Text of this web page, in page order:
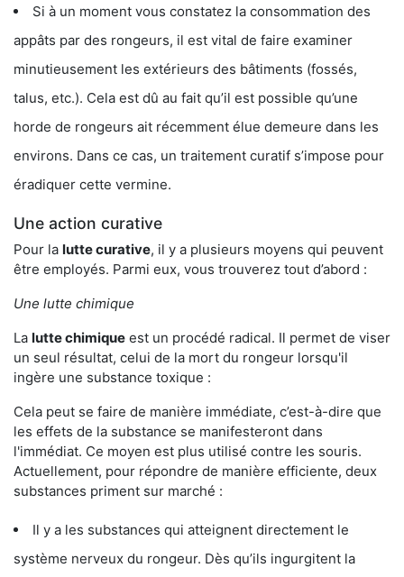
Si à un moment vous constatez la consommation des
appâts par des rongeurs, il est vital de faire examiner
minutieusement les extérieurs des bâtiments (fossés,
talus, etc.). Cela est dû au fait qu’il est possible qu’une
horde de rongeurs ait récemment élue demeure dans les
environs. Dans ce cas, un traitement curatif s’impose pour
éradiquer cette vermine.
Une action curative
Pour la lutte curative, il y a plusieurs moyens qui peuvent
être employés. Parmi eux, vous trouverez tout d’abord :
Une lutte chimique
La lutte chimique est un procédé radical. Il permet de viser
un seul résultat, celui de la mort du rongeur lorsqu'il
ingère une substance toxique :
Cela peut se faire de manière immédiate, c’est-à-dire que
les effets de la substance se manifesteront dans
l'immédiat. Ce moyen est plus utilisé contre les souris.
Actuellement, pour répondre de manière efficiente, deux
substances priment sur marché :
Il y a les substances qui atteignent directement le
système nerveux du rongeur. Dès qu’ils ingurgitent la